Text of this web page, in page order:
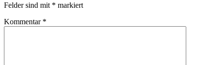
Felder sind mit * markiert
Kommentar *